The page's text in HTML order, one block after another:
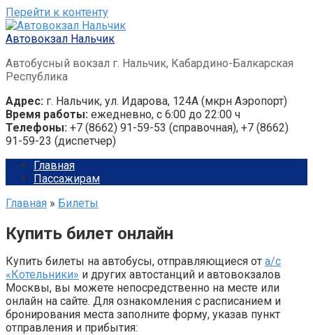
Перейти к контенту
Автовокзал Нальчик
Автобусный вокзал г. Нальчик, Кабардино-Балкарская
Республика
Адрес: г. Нальчик, ул. Идарова, 124А (мкрн Аэропорт)
Время работы: ежедневно, с 6:00 до 22:00 ч
Телефоны: +7 (8662) 91-59-53 (справочная), +7 (8662)
91-59-23 (диспетчер)
Главная
Пассажирам
Главная » Билеты
Купить билет онлайн
Купить билеты на автобусы, отправляющиеся от а/с
«Котельники» и других автостанций и автовокзалов
Москвы, вы можете непосредственно на месте или
онлайн на сайте. Для ознакомления с расписанием и
бронирования места заполните форму, указав пункт
отправления и прибытия: